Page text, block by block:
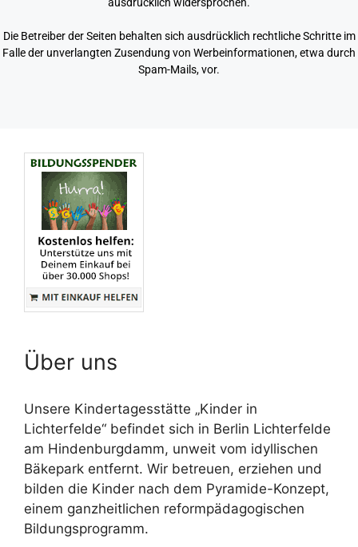
Die Betreiber der Seiten behalten sich ausdrücklich rechtliche Schritte im
Falle der unverlangten Zusendung von Werbeinformationen, etwa durch
Spam-Mails, vor.
Über uns
Unsere Kindertagesstätte „Kinder in
Lichterfelde“ befindet sich in Berlin Lichterfelde
am Hindenburgdamm, unweit vom idyllischen
Bäkepark entfernt. Wir betreuen, erziehen und
bilden die Kinder nach dem Pyramide-Konzept,
einem ganzheitlichen reformpädagogischen
Bildungsprogramm.